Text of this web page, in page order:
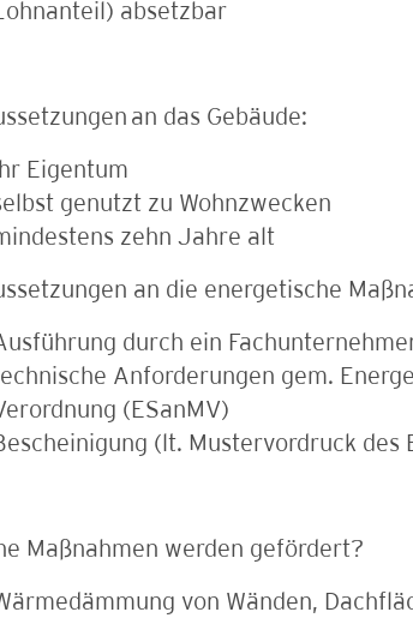
absetzbar
an das Gebäude:
Ihr Eigentum
genutzt zu Wohnzwecken
zehn Jahre alt
an die energetische
durch ein
Anforderungen gem.
(ESanMV)
(lt. Mustervordruck des
Maßnahmen werden gefördert?
von Wänden,